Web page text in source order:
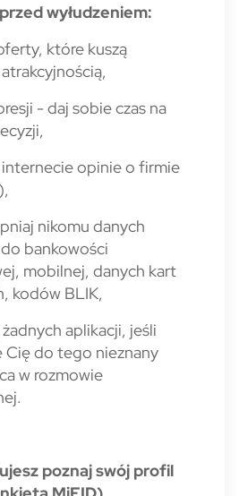
wyłudzeniem:
które kuszą
- daj sobie czas na
opinie o firmie
nikomu danych
bankowości
mobilnej, danych kart
kodów BLIK,
aplikacji, jeśli
Cię do tego nieznany
w rozmowie
poznaj swój profil